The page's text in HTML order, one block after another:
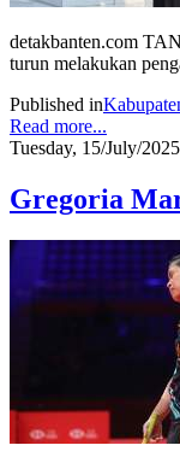
detakbanten.com
turun melakukan
Published in
Read more...
Tuesday, 15/July/2025
Gregoria